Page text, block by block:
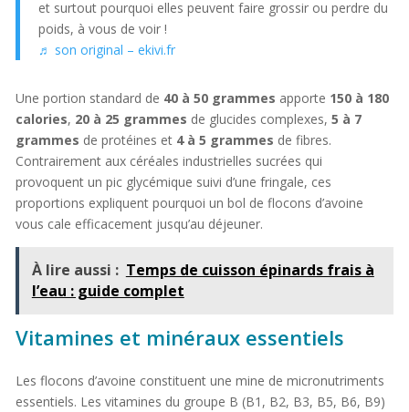
et surtout pourquoi elles peuvent faire grossir ou perdre du
poids, à vous de voir !
♬ son original – ekivi.fr
Une portion standard de 40 à 50 grammes apporte 150 à 180
calories, 20 à 25 grammes de glucides complexes, 5 à 7
grammes de protéines et 4 à 5 grammes de fibres.
Contrairement aux céréales industrielles sucrées qui
provoquent un pic glycémique suivi d’une fringale, ces
proportions expliquent pourquoi un bol de flocons d’avoine
vous cale efficacement jusqu’au déjeuner.
À lire aussi : Temps de cuisson épinards frais à
l’eau : guide complet
Vitamines et minéraux essentiels
Les flocons d’avoine constituent une mine de micronutriments
essentiels. Les vitamines du groupe B (B1, B2, B3, B5, B6, B9)